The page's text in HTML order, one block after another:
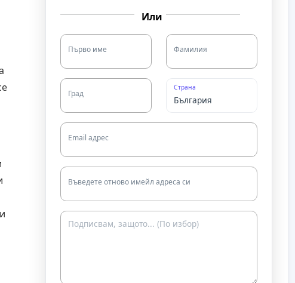
Или
Първо име Фамилия
Град
Страна
Email адрес
Въведете отново имейл адреса си